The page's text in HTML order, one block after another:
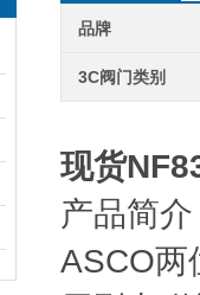
品牌
3C阀门类别
现货
产品简介
ASCO两